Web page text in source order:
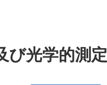
び光学的測定